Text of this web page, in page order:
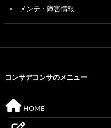
メンテ・障害情報
コンサデコンサのメニュー
HOME